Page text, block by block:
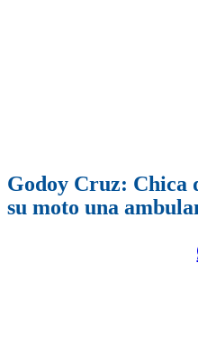
Godoy Cruz: Chica
su moto una